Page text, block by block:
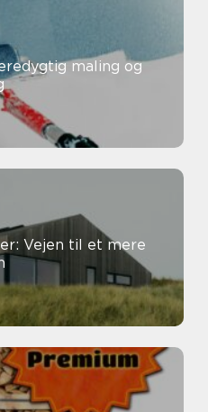
maling og
Vejen til et mere